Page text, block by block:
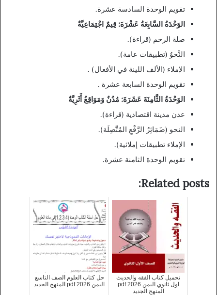
تقويم الوحدة السادسة عشرة.
الوَحْدَةُ السَّابِعَةُ عَشْرَةَ: قِيمٌ اجْتِمَاعِيَّةٌ
صلة الرحم (قراءة).
النَّحوُ (تطبيقات عامة).
الإملاء (الألف اللينة في الأفعال) .
تقويم الوحدة السابعة عشرة .
الوَحْدَةُ الثَّامِنَةَ عَشَرَةَ: مُدُنٌ وَمَوَاقِعُ أَثَرِيَّةٌ
عدن مدينة اقتصادية (قراءة).
النحو (ضَمَائِرُ الرَّفْعِ المُتَّصِلَة).
الإملاء تطبيقات إملائية).
تقويم الوحدة الثامنة عشرة.
Related posts:
تحميل كتاب الفقه والحديث
اول ثانوي اليمن 2026 pdf
المنهج الجديد
حل كتاب العلوم الصف التاسع
اليمن 2026 pdf المنهج الجديد